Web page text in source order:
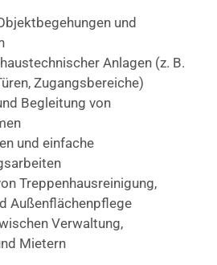
und
Anlagen (z. B.
Zugangsbereiche)
Begleitung von
und einfache
Treppenhausreinigung,
Außenflächenpflege
Verwaltung,
Mietern